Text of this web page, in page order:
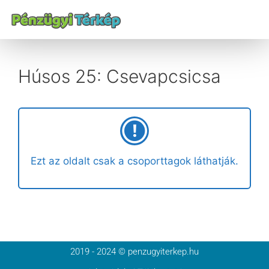
Húsos 25: Csevapcsicsa
Ezt az oldalt csak a csoporttagok láthatják.
2019 - 2024 © penzugyiterkep.hu